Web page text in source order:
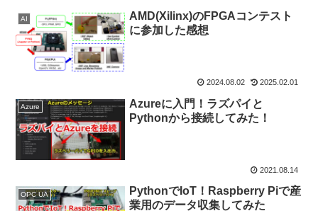
AI
AMD(Xilinx)のFPGAコンテスト
に参加した感想
2024.08.02 2025.02.01
Azure
Azureに入門！ラズパイと
Pythonから接続してみた！
2021.08.14
OPC UA
PythonでIoT！Raspberry Piで産
業用のデータ収集してみた